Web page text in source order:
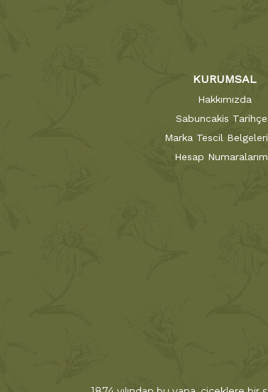
KURUMSAL
Hakkımızda
Sabuncakis
Marka Tescil
Hesap